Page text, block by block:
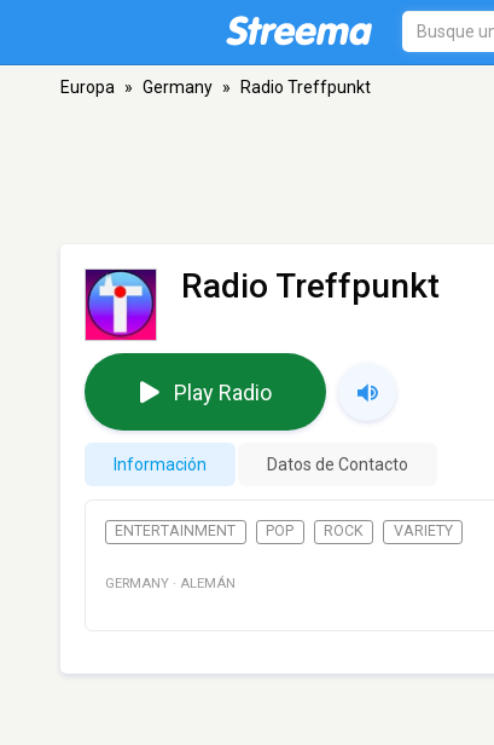
Europa » Germany » Radio Treffpunkt
Radio Treffpunkt
Play Radio
Información Datos de Contacto
ENTERTAINMENT POP ROCK VARIETY
GERMANY · ALEMÁN